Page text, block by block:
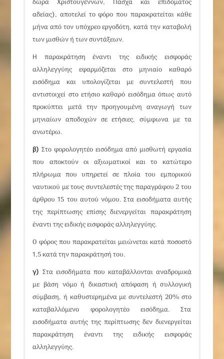
δώρα Χριστουγέννων, Πάσχα και επιδόματος
αδείας), αποτελεί το φόρο που παρακρατείται κάθε
μήνα από τον υπόχρεο εργοδότη, κατά την καταβολή
των μισθών ή των συντάξεων.
Η παρακράτηση έναντι της ειδικής εισφοράς
αλληλεγγύης εφαρμόζεται στο μηνιαίο καθαρό
εισόδημα και υπολογίζεται με συντελεστή που
αντιστοιχεί στο ετήσιο καθαρό εισόδημα όπως αυτό
προκύπτει μετά την προηγουμένη αναγωγή των
μηνιαίων αποδοχών σε ετήσιες, σύμφωνα με τα
ανωτέρω.
β)Στο φορολογητέο εισόδημα από μισθωτή εργασία
που αποκτούν οι αξιωματικοί και το κατώτερο
πλήρωμα που υπηρετεί σε πλοία του εμπορικού
ναυτικού με τους συντελεστές της παραγράφου 2 του
άρθρου 15 του αυτού νόμου. Στα εισοδήματα αυτής
της περίπτωσης επίσης διενεργείται παρακράτηση
έναντι της ειδικής εισφοράς αλληλεγγύης.
Ο φόρος που παρακρατείται μειώνεται κατά ποσοστό
1,5 κατά την παρακράτησή του.
γ) Στα εισοδήματα που καταβάλλονται αναδρομικά
με βάση νόμο ή δικαστική απόφαση ή συλλογική
σύμβαση, ή καθυστερημένα με συντελεστή 20% στο
καταβαλλόμενο φορολογητέο εισόδημα. Στα
εισοδήματα αυτής της περίπτωσης δεν διενεργείται
παρακράτηση έναντι της ειδικής εισφοράς
αλληλεγγύης.